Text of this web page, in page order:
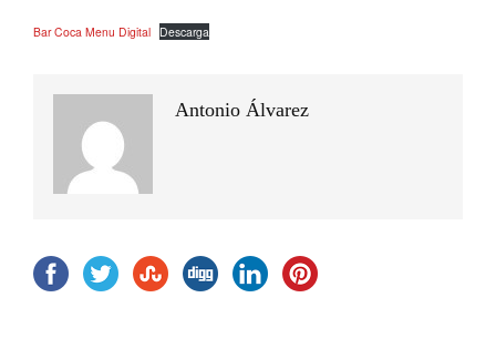
Bar Coca Menu Digital Descarga
Antonio Álvarez